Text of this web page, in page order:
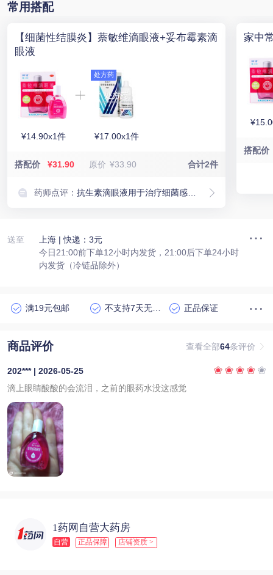
常用搭配
【细菌性结膜炎】萘敏维滴眼液+妥布霉素滴
眼液
¥14.90x1件
处方药
¥17.00x1件
搭配价 ¥31.90 原价 ¥33.90 合计2件
药师点评： 抗生素滴眼液用于治疗细菌感染，与萘敏维滴眼液联合使用可以标本兼治，提高治疗效果
家中
搭配价
送至 上海 | 快递：3元
今日21:00前下单12小时内发货，21:00后下单24小时
内发货（冷链品除外）
满19元包邮 不支持7天无理由退货 正品保证
商品评价 查看全部64条评价
202*** | 2026-05-25
滴上眼睛酸酸的会流泪，之前的眼药水没这感觉
1药网自营大药房
自营 正品保障 店铺资质 >